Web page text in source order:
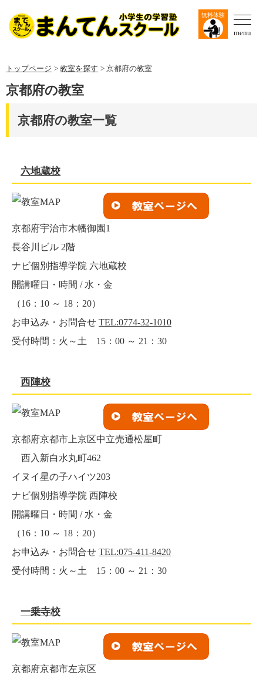
無料体験
menu
トップページ 教室を探す 京都府の教室
京都府の教室
京都府の教室一覧
六地蔵校
京都府宇治市木幡御園1
長谷川ビル 2階
ナビ個別指導学院 六地蔵校
開講曜日・時間 / 水・金
（16：10 ～ 18：20）
お申込み・お問合せ TEL:0774-32-1010
受付時間：火～土 15：00 ～ 21：30
西陣校
京都府京都市上京区中立売通松屋町
西入新白水丸町462
イヌイ星の子ハイツ203
ナビ個別指導学院 西陣校
開講曜日・時間 / 水・金
（16：10 ～ 18：20）
お申込み・お問合せ TEL:075-411-8420
受付時間：火～土 15：00 ～ 21：30
一乗寺校
京都府京都市左京区